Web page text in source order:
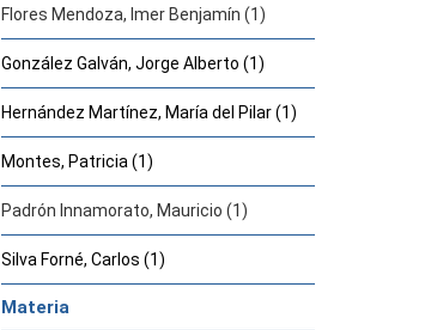
Flores Mendoza, Imer Benjamín (1)
González Galván, Jorge Alberto (1)
Hernández Martínez, María del Pilar (1)
Montes, Patricia (1)
Padrón Innamorato, Mauricio (1)
Silva Forné, Carlos (1)
Materia